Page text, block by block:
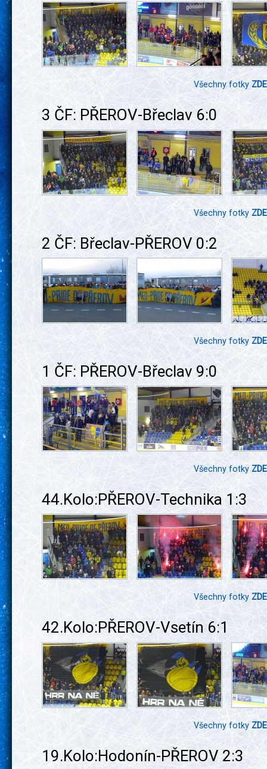
Všechny fotky ZDE
3 ČF: PŘEROV-Břeclav 6:0
Všechny fotky ZDE
2 ČF: Břeclav-PŘEROV 0:2
Všechny fotky ZDE
1 ČF: PŘEROV-Břeclav 9:0
Všechny fotky ZDE
44.Kolo:PŘEROV-Technika 1:3
Všechny fotky ZDE
42.Kolo:PŘEROV-Vsetín 6:1
Všechny fotky ZDE
19.Kolo:Hodonín-PŘEROV 2:3